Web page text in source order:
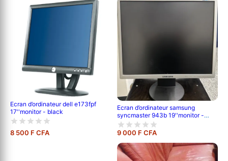
Ecran d’ordinateur dell e173fpf
17''monitor - black
8 500 F CFA
Ecran d’ordinateur samsung
syncmaster 943b 19''monitor -
black
9 000 F CFA